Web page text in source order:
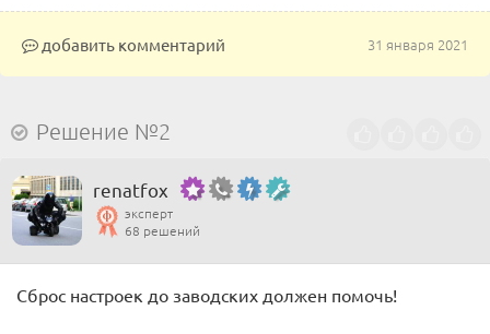
31 января 2021
добавить комментарий
Решение №2
renatfox
эксперт
68 решений
Сброс настроек до заводских должен помочь!